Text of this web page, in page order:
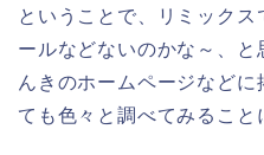
ということで、リミック
ールなどないのかな～、
んきのホームページなど
ても色々と調べてみること